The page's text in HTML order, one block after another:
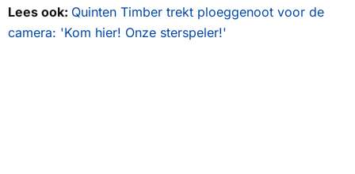
Lees ook: Quinten Timber trekt ploeggenoot voor de
camera: 'Kom hier! Onze sterspeler!'